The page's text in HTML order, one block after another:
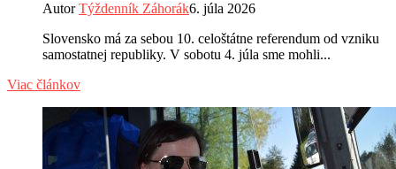
AutorTýždenník Záhorák6. júla 2026
Slovensko má za sebou 10. celoštátne referendum od vzniku
samostatnej republiky. V sobotu 4. júla sme mohli...
Viac článkov